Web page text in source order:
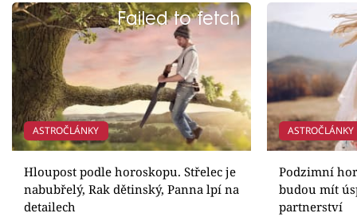
Failed to fetch
ASTROČLÁNKY
Hloupost podle horoskopu. Střelec je
nabubřelý, Rak dětinský, Panna lpí na
detailech
ASTROČLÁNKY
Podzimní
budou mít
partnerství